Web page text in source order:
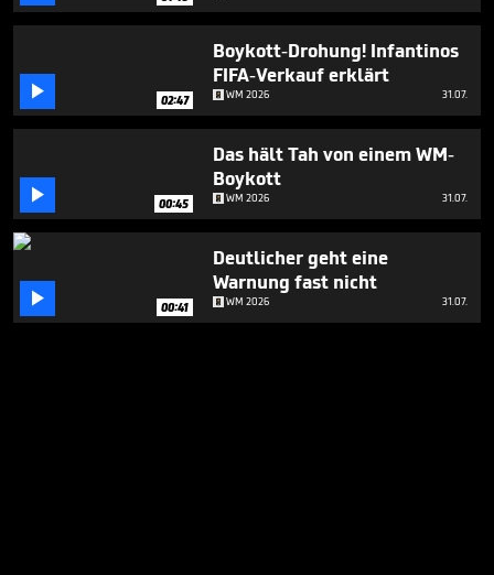
 02:47
Boykott-Drohung! Infantinos
FIFA-Verkauf erklärt
WM 2026 31.07.
 00:45
Das hält Tah von einem WM-
Boykott
WM 2026 31.07.
 00:41
Deutlicher geht eine
Warnung fast nicht
WM 2026 31.07.